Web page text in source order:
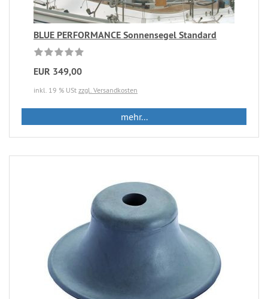
BLUE PERFORMANCE Sonnensegel Standard
EUR 349,00
inkl. 19 % USt zzgl. Versandkosten
mehr...